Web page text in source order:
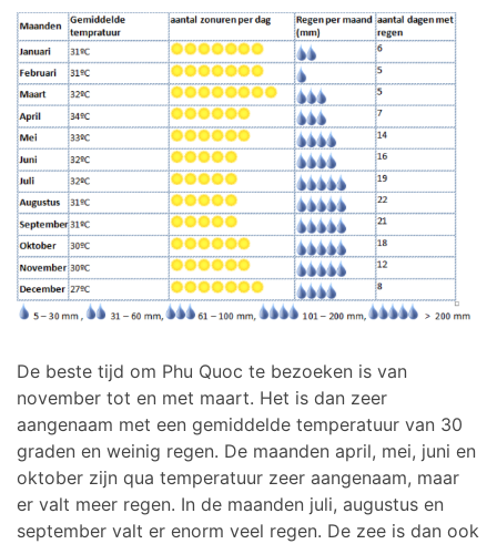
De beste tijd om Phu Quoc te bezoeken is van
november tot en met maart. Het is dan zeer
aangenaam met een gemiddelde temperatuur van 30
graden en weinig regen. De maanden april, mei, juni en
oktober zijn qua temperatuur zeer aangenaam, maar
er valt meer regen. In de maanden juli, augustus en
september valt er enorm veel regen. De zee is dan ook